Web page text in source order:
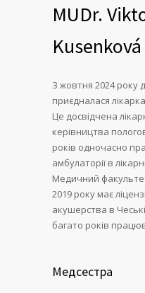
MUDr.
Kusenková
З жовтня 2024 року
приєдналася
Це досвідчена
керівництва
років одночасно
амбулаторії в
Медичний
2019 року має
акушерства в
багато років
Медсестра